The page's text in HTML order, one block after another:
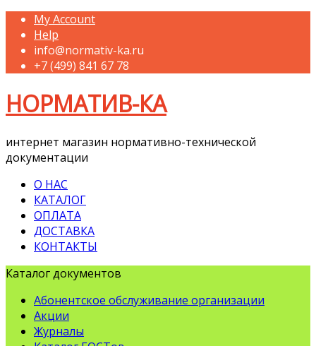
My Account
Help
info@normativ-ka.ru
+7 (499) 841 67 78
НОРМАТИВ-КА
интернет магазин нормативно-технической
документации
О НАС
КАТАЛОГ
ОПЛАТА
ДОСТАВКА
КОНТАКТЫ
Каталог документов
Абонентское обслуживание организации
Акции
Журналы